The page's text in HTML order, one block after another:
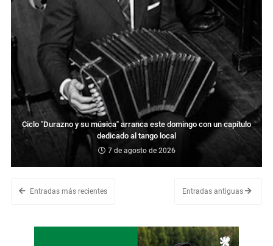
Ciclo "Durazno y su música" arranca este domingo con un capítulo
dedicado al tango local
7 de agosto de 2026
Entradas más recientes Entradas antiguas